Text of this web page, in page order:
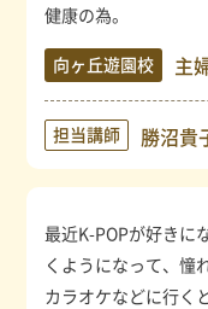
健康の為。
向ヶ丘遊園校 主
担当講師 勝沼貴
最近K-POPが好きに
くようになって、憧
カラオケなどに行く